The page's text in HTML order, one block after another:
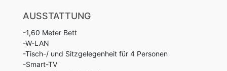
AUSSTATTUNG
-1,60 Meter Bett
-W-LAN
-Tisch-/ und Sitzgelegenheit für 4 Personen
-Smart-TV